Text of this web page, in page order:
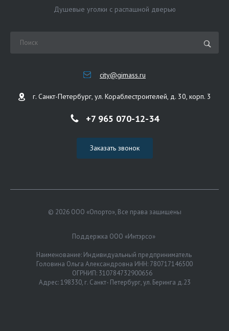
Душевые уголки с распашной дверью
city@gimass.ru
г. Санкт-Петербург, ул. Кораблестроителей, д. 30, корп. 3
+7 965 070-12-34
Заказать звонок
© 2026 ООО «Опорто», Все права защищены
Поддержка ООО «Интэрсо»
Наименование: Индивидуальный предприниматель
Головина Ольга Александровна ИНН: 780717146500
ОГРНИП: 310784732900656
Адрес: 198330, г. Санкт- Петербург, ул. Беринга д.23